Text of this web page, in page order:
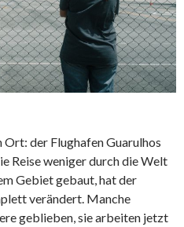
Ort: der Flughafen Guarulhos
Reise weniger durch die Welt
Gebiet gebaut, hat der
verändert. Manche
geblieben, sie arbeiten jetzt